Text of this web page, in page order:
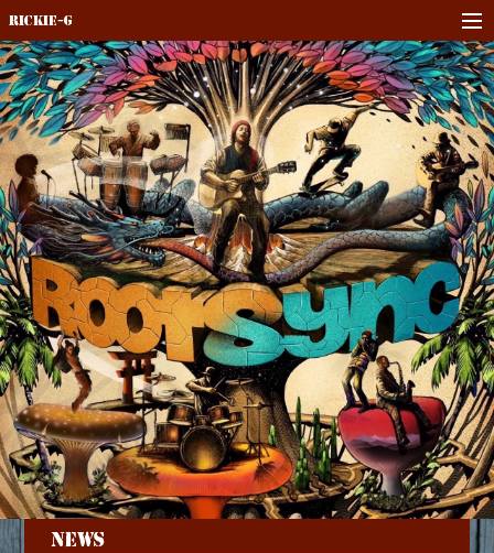
Rickie-G
NEWS